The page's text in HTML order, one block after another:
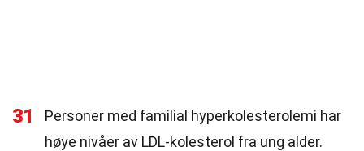
31
Personer med familial hyperkolesterolemi har
høye nivåer av LDL-kolesterol fra ung alder.